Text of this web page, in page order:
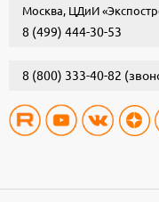
Москва, ЦДиИ
8 (499) 444-30-53
8 (800) 333-40-82